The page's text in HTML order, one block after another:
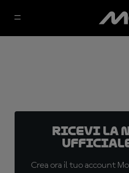
Ricevi la
ufficiale
Crea ora il tuo account